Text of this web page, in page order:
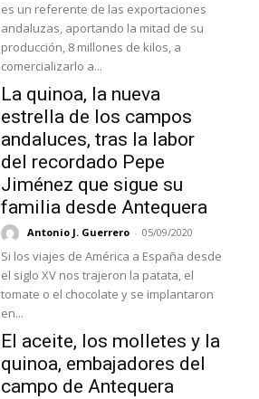
es un referente de las exportaciones
andaluzas, aportando la mitad de su
producción, 8 millones de kilos, a
comercializarlo a...
La quinoa, la nueva
estrella de los campos
andaluces, tras la labor
del recordado Pepe
Jiménez que sigue su
familia desde Antequera
Antonio J. Guerrero - 05/09/2020
Si los viajes de América a España desde
el siglo XV nos trajeron la patata, el
tomate o el chocolate y se implantaron
en...
El aceite, los molletes y la
quinoa, embajadores del
campo de Antequera